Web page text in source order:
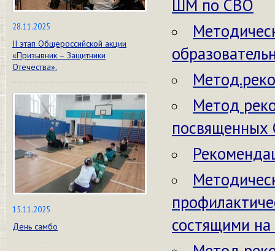
28.11.2025
II этап Общероссийской акции
«Призывник – Защитники
Отечества».
15.11.2025
День самбо
ШМ по СВО
Метод
состящими на